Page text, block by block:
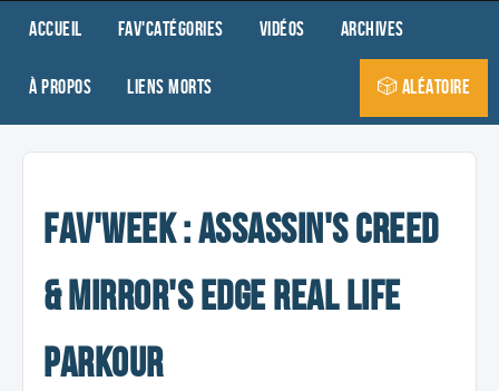
Accueil Fav'Catégories Vidéos Archives
À propos Liens morts 🎲 Aléatoire
Fav'Week : Assassin's Creed
& Mirror's Edge Real Life
Parkour